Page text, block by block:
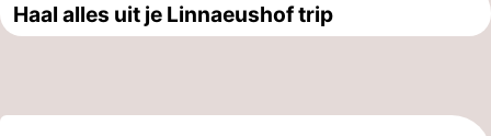
Golfbanen
-
Haal alles uit je Linnaeushof trip